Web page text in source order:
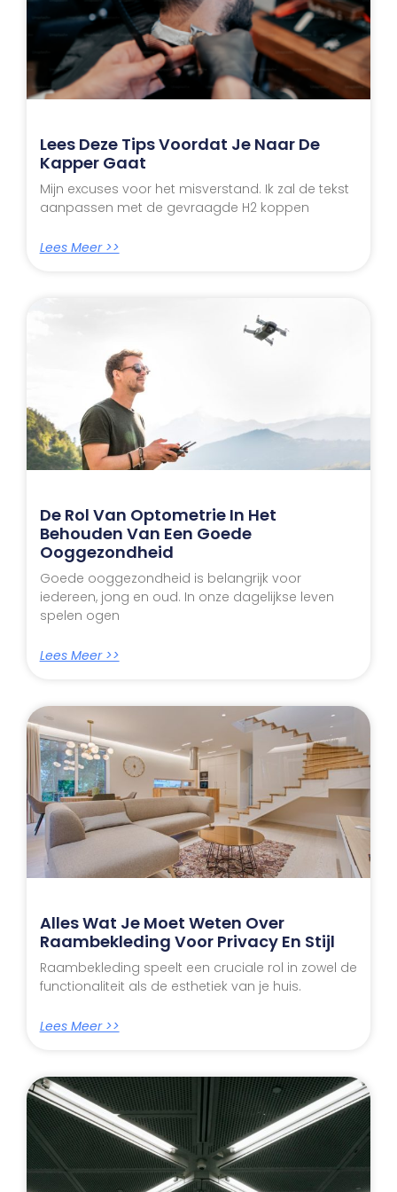
Lees Deze Tips Voordat Je Naar De
Kapper Gaat
Mijn excuses voor het misverstand. Ik zal de tekst
aanpassen met de gevraagde H2 koppen
Lees Meer >>
De Rol Van Optometrie In Het
Behouden Van Een Goede
Ooggezondheid
Goede ooggezondheid is belangrijk voor
iedereen, jong en oud. In onze dagelijkse leven
spelen ogen
Lees Meer >>
Alles Wat Je Moet Weten Over
Raambekleding Voor Privacy En Stijl
Raambekleding speelt een cruciale rol in zowel de
functionaliteit als de esthetiek van je huis.
Lees Meer >>